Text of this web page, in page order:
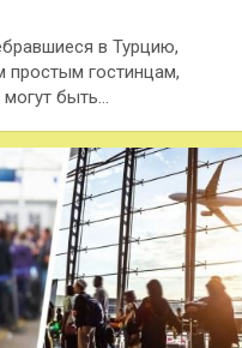
в Турцию,
гостинцам,
быть…